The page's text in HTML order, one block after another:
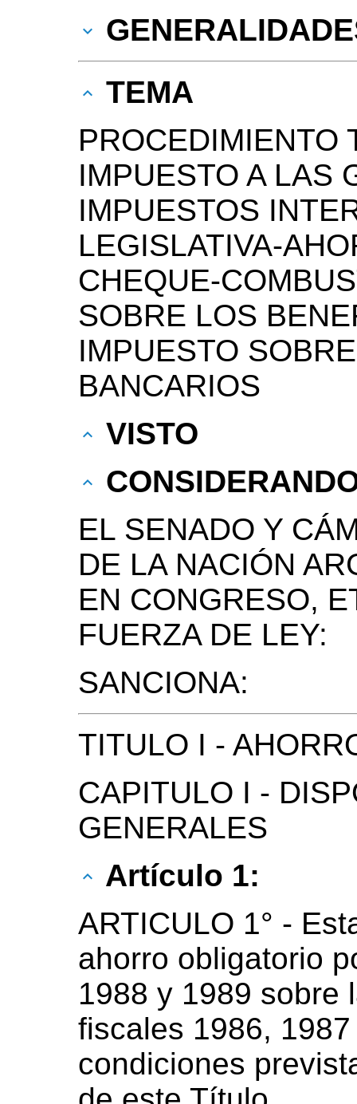
TEMA
PROCEDIMIENTO
IMPUESTO A LAS
IMPUESTOS
LEGISLATIVA-
CHEQUE-
SOBRE LOS
IMPUESTO
BANCARIOS
VISTO
EL SENADO Y
DE LA NACIÓN
EN CONGRESO,
FUERZA DE LEY:
SANCIONA:
TITULO I -
CAPITULO I -
GENERALES
Artículo 1:
ARTICULO 1° -
ahorro obligatorio
1988 y 1989 sobre
fiscales 1986,
condiciones